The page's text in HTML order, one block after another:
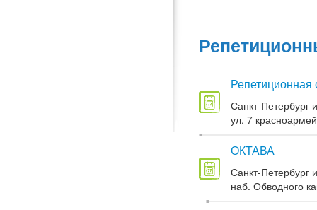
Репетиционная
Санкт-Петербург
ул. 7
ОКТАВА
Санкт-Петербург
наб. Обводного